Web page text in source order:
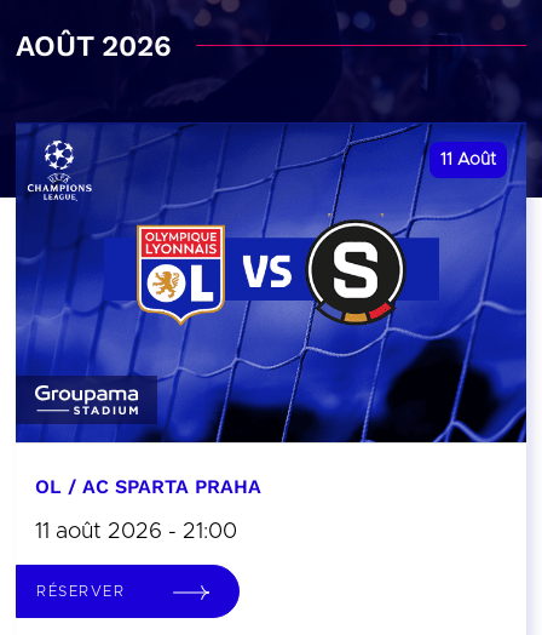
AOÛT 2026
11 Août
OL / AC SPARTA PRAHA
11 août 2026 - 21:00
RÉSERVER